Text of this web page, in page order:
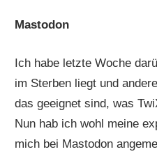
Mastodon
Ich habe letzte Woche
im Sterben liegt und
das geeignet sind, was
Nun hab ich wohl meine
mich bei Mastodon